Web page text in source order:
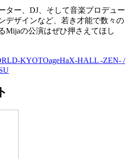
ター、DJ、そして音楽プロデュー
デザインなど、若き才能で数々の
Mijaの公演はぜひ押さえてほし
KYOTOageHaX-HALL -ZEN- /